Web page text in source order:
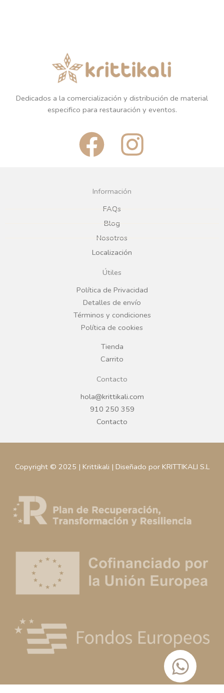
Dedicados a la comercialización y distribución de material
especifico para restauración y eventos.
F
a
c
e
b
o
o
k
I
n
g
r
a
Información
FAQs
Blog
Nosotros
Localización
Útiles
Política de Privacidad
Detalles de envío
Términos y condiciones
Política de cookies
Tienda
Carrito
Contacto
hola@krittikali.com
910 250 359
Contacto
Copyright © 2025 | Krittikali | Diseñado por KRITTIKALI S.L